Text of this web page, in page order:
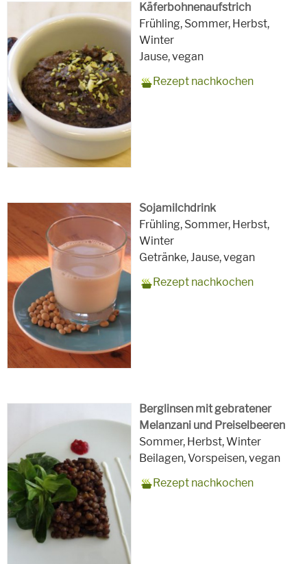
Käferbohnenaufstrich
Zubereitungszeit
15 Minuten Kochzeit 60 Min.
Rezept
für
10 Portionen
Saison
Frühling, Sommer, Herbst,
Winter
Schlagworte
Jause,vegan
Rezept nachkochen
Sojamilchdrink
Zubereitungszeit
40 Minuten
Rezept
für
0
Saison
Frühling, Sommer, Herbst,
Winter
Schlagworte
Getränke, Jause,vegan
Rezept nachkochen
Berglinsen mit gebratener
Melanzani und Preiselbeeren
Zubereitungszeit
35 Minuten
Rezept
für
4
Saison
Sommer, Herbst, Winter
Schlagworte
Beilagen, Vorspeisen,vegan
Rezept nachkochen